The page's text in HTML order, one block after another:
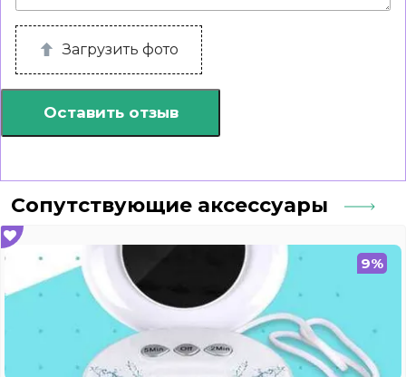
Загрузить фото
Оставить отзыв
Сопутствующие аксессуары
9%